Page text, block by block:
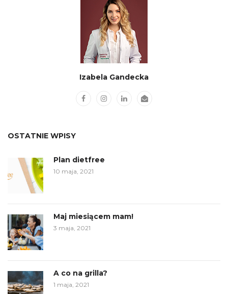
Izabela Gandecka
OSTATNIE WPISY
Plan dietfree
10 maja, 2021
Maj miesiącem mam!
3 maja, 2021
A co na grilla?
1 maja, 2021